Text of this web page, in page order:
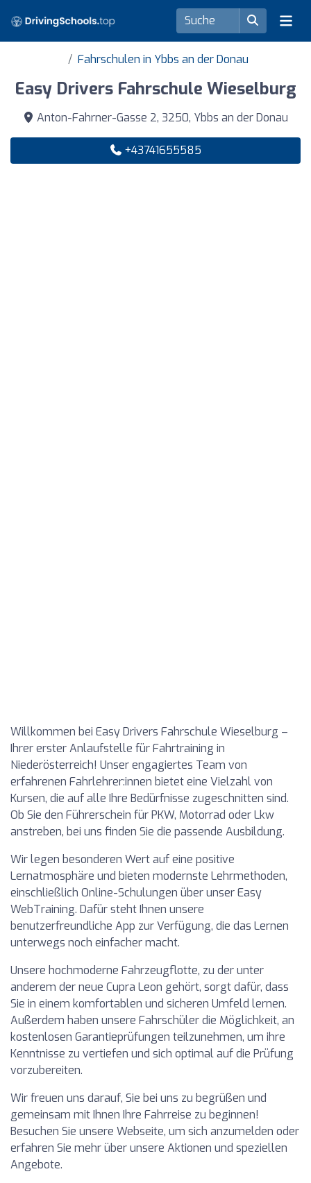
Fahrschulen in Ybbs an der Donau
Easy Drivers Fahrschule Wieselburg
Anton-Fahrner-Gasse 2, 3250, Ybbs an der Donau
+43741655585
Willkommen bei Easy Drivers Fahrschule Wieselburg –
Ihrer erster Anlaufstelle für Fahrtraining in
Niederösterreich! Unser engagiertes Team von
erfahrenen Fahrlehrer:innen bietet eine Vielzahl von
Kursen, die auf alle Ihre Bedürfnisse zugeschnitten sind.
Ob Sie den Führerschein für PKW, Motorrad oder Lkw
anstreben, bei uns finden Sie die passende Ausbildung.
Wir legen besonderen Wert auf eine positive
Lernatmosphäre und bieten modernste Lehrmethoden,
einschließlich Online-Schulungen über unser Easy
WebTraining. Dafür steht Ihnen unsere
benutzerfreundliche App zur Verfügung, die das Lernen
unterwegs noch einfacher macht.
Unsere hochmoderne Fahrzeugflotte, zu der unter
anderem der neue Cupra Leon gehört, sorgt dafür, dass
Sie in einem komfortablen und sicheren Umfeld lernen.
Außerdem haben unsere Fahrschüler die Möglichkeit, an
kostenlosen Garantieprüfungen teilzunehmen, um ihre
Kenntnisse zu vertiefen und sich optimal auf die Prüfung
vorzubereiten.
Wir freuen uns darauf, Sie bei uns zu begrüßen und
gemeinsam mit Ihnen Ihre Fahrreise zu beginnen!
Besuchen Sie unsere Webseite, um sich anzumelden oder
erfahren Sie mehr über unsere Aktionen und speziellen
Angebote.